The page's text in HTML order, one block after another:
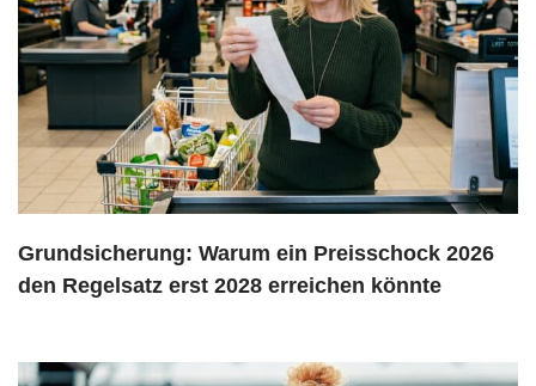
Grundsicherung: Warum ein Preisschock 2026
den Regelsatz erst 2028 erreichen könnte